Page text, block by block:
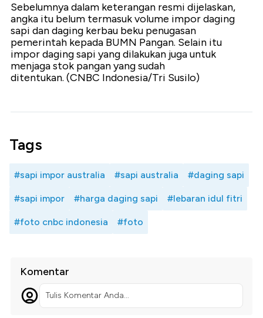
Sebelumnya dalam keterangan resmi dijelaskan,
angka itu belum termasuk volume impor daging
sapi dan daging kerbau beku penugasan
pemerintah kepada BUMN Pangan. Selain itu
impor daging sapi yang dilakukan juga untuk
menjaga stok pangan yang sudah
ditentukan. (CNBC Indonesia/Tri Susilo)
Tags
#sapi impor australia #sapi australia #daging sapi
#sapi impor #harga daging sapi #lebaran idul fitri
#foto cnbc indonesia #foto
Komentar
Tulis Komentar Anda...